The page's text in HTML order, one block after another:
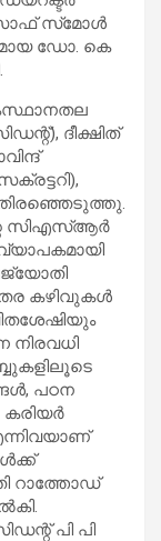
സ്‌മോൾ
ഡോ. കെ
ദീക്ഷിത്
സിഎസ്ആർ
കഴിവുകൾ
നിരവധി
പഠന
റാത്തോഡ്
പി പി